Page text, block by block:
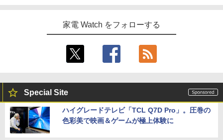
家電 Watch をフォローする
Special Site
ハイグレードテレビ「TCL Q7D Pro」。圧巻の
色彩美で映画＆ゲームが極上体験に